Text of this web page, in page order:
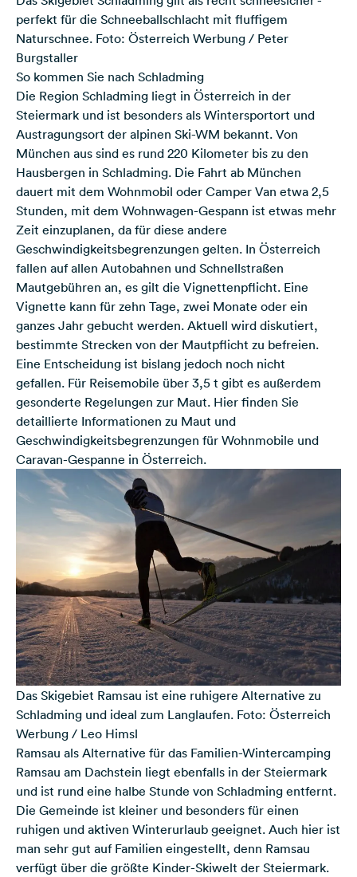
perfekt für die Schneeballschlacht mit fluffigem
Naturschnee. Foto: Österreich Werbung / Peter
Burgstaller
So kommen Sie nach Schladming
Die Region Schladming liegt in Österreich in der
Steiermark und ist besonders als Wintersportort und
Austragungsort der alpinen Ski-WM bekannt. Von
München aus sind es rund 220 Kilometer bis zu den
Hausbergen in Schladming. Die Fahrt ab München
dauert mit dem Wohnmobil oder Camper Van etwa 2,5
Stunden, mit dem Wohnwagen-Gespann ist etwas mehr
Zeit einzuplanen, da für diese andere
Geschwindigkeitsbegrenzungen gelten. In Österreich
fallen auf allen Autobahnen und Schnellstraßen
Mautgebühren an, es gilt die Vignettenpflicht. Eine
Vignette kann für zehn Tage, zwei Monate oder ein
ganzes Jahr gebucht werden. Aktuell wird diskutiert,
bestimmte Strecken von der Mautpflicht zu befreien.
Eine Entscheidung ist bislang jedoch noch nicht
gefallen. Für Reisemobile über 3,5 t gibt es außerdem
gesonderte Regelungen zur Maut. Hier finden Sie
detaillierte Informationen zu Maut und
Geschwindigkeitsbegrenzungen für Wohnmobile und
Caravan-Gespanne in Österreich.
Das Skigebiet Ramsau ist eine ruhigere Alternative zu
Schladming und ideal zum Langlaufen. Foto: Österreich
Werbung / Leo Himsl
Ramsau als Alternative für das Familien-Wintercamping
Ramsau am Dachstein liegt ebenfalls in der Steiermark
und ist rund eine halbe Stunde von Schladming entfernt.
Die Gemeinde ist kleiner und besonders für einen
ruhigen und aktiven Winterurlaub geeignet. Auch hier ist
man sehr gut auf Familien eingestellt, denn Ramsau
verfügt über die größte Kinder-Skiwelt der Steiermark.